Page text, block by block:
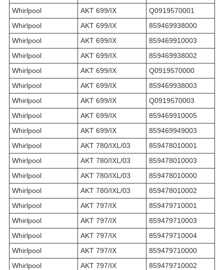
Whirlpool
AKT 699/IX
Q0919570001
Whirlpool
AKT 699/IX
859469938000
Whirlpool
AKT 699/IX
859469910003
Whirlpool
AKT 699/IX
859469938002
Whirlpool
AKT 699/IX
Q0919570000
Whirlpool
AKT 699/IX
859469938003
Whirlpool
AKT 699/IX
Q0919570003
Whirlpool
AKT 699/IX
859469910005
Whirlpool
AKT 699/IX
859469949003
Whirlpool
AKT 780/IXL/03
859478010001
Whirlpool
AKT 780/IXL/03
859478010003
Whirlpool
AKT 780/IXL/03
859478010000
Whirlpool
AKT 780/IXL/03
859478010002
Whirlpool
AKT 797/IX
859479710001
Whirlpool
AKT 797/IX
859479710003
Whirlpool
AKT 797/IX
859479710004
Whirlpool
AKT 797/IX
859479710000
Whirlpool
AKT 797/IX
859479710002